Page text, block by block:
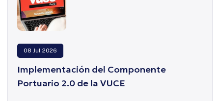
08 Jul 2026
Implementación del Componente
Portuario 2.0 de la VUCE